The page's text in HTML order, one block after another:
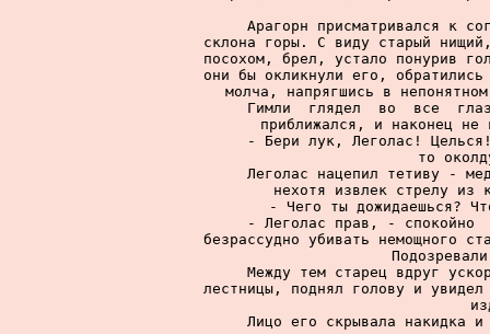
Арагорн присматривался к
склона горы. С виду старый
посохом, брел, устало понурив
они бы окликнули его,
молча, напрягшись в
Гимли  глядел  во  все
приближался, и наконец не
- Бери лук, Леголас!
то
Леголас нацепил тетиву -
нехотя извлек стрелу
- Чего ты дожидаешься?
- Леголас прав, - спокойно
безрассудно убивать немощного
Между тем старец вдруг
лестницы, поднял голову и
Лицо его скрывала накидка